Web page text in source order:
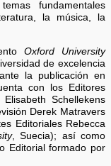
fundamentales
la música, la
Oxford University
de excelencia
la publicación en
con los Editores
Elisabeth Schellekens
Derek Matravers
Editoriales Rebecca
, Suecia); así como
Editorial formado por